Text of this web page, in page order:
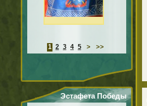
1 2 3 4 5 > >>
Эстафета Победы